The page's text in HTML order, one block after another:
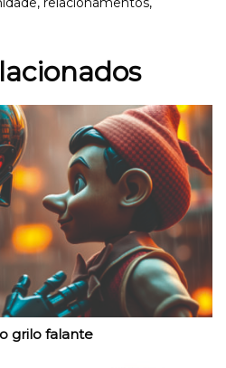
grilo falante